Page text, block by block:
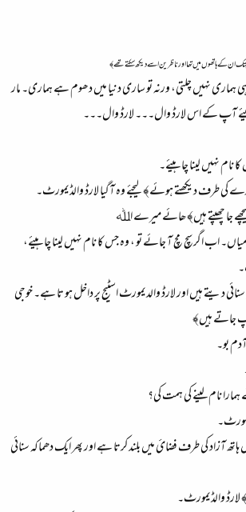
ابتک ان کے ہاتھوں میں تھا اور ناظرین اسے دیکھ سکتے تھے﴾
نہیں چلتی، ورنہ تو ساری دنیا میں دھوم ہے ہماری۔ مار
کہیئے آپ کے اس لارڈ وال۔۔۔ لارڈ وال۔۔۔
نہیں لینا چاہیئے۔
کی طرف دیکھتے ہوئے﴾ لیجئے وہ آگیا لارڈ والڈیمورٹ۔
جا چھپتے ہیں﴾ ھائے میرے اﷲ
اب اگر سچ مچ آ جائے تو ، وہ جس کا نام نہیں لینا چاہیئے،
دیتے ہیں اور لارڈ والدیمورٹ اسٹیج پر داخل ہو تا ہے۔ خوجی
جاتے ہیں﴾
بو۔
نام لینے کی ہمت کی؟
آزاد کی طرف فضائ میں بلند کرتا ہے اور پھر ایک دھماکہ سنائی
والڈیمورٹ۔